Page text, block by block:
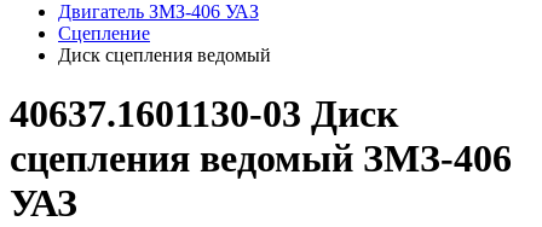
Двигатель ЗМЗ-406 УАЗ
Сцепление
Диск сцепления ведомый
40637.1601130-03 Диск
сцепления ведомый ЗМЗ-406
УАЗ